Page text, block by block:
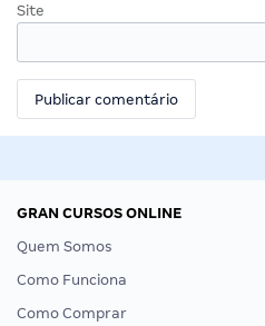
Site
GRAN CURSOS ONLINE
Quem Somos
Como Funciona
Como Comprar